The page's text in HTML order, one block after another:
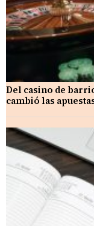
Del casino de
cambió las